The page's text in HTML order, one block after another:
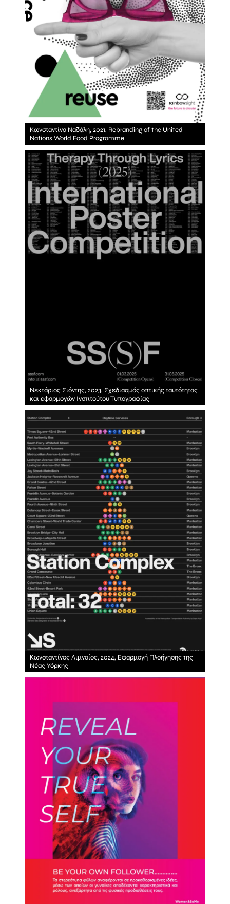
Κωνσταντίνα Ναδάλη, 2021, Rebranding of the United
Nations World Food Programme
Νεκτάριος Σιόντης, 2023, Σχεδιασμός οπτικής ταυτότητας
και εφαρμογών Ινστιτούτου Τυπογραφίας
Κωνσταντίνος Λιμναίος, 2024, Εφαρμογή Πλοήγησης της
Νέας Υόρκης